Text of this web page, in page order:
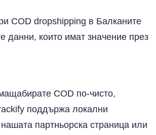
COD по-чисто,
поддържа локални
партньорска страница или